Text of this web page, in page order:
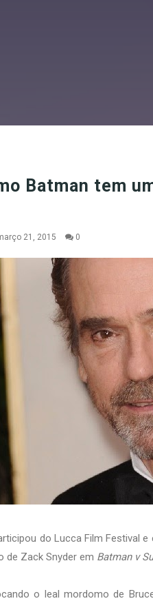
Batman tem
21, 2015 0
do Lucca Film Festival
de Zack Snyder em Batman v
o leal mordomo de